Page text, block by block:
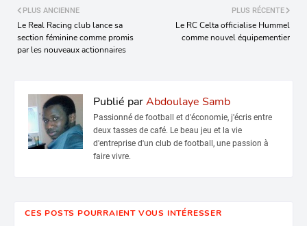
PLUS RÉCENTE
Le RC Celta officialise Hummel
comme nouvel équipementier
PLUS ANCIENNE
Le Real Racing club lance sa
section féminine comme promis
par les nouveaux actionnaires
Publié parAbdoulaye Samb
Passionné de football et d'économie, j'écris entre
deux tasses de café. Le beau jeu et la vie
d'entreprise d'un club de football, une passion à
faire vivre.
CES POSTS POURRAIENT VOUS INTÉRESSER